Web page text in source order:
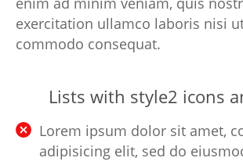
exercitation ullamco laboris nisi
commodo consequat.
Lists with style2 icons
Lorem ipsum dolor sit amet,
adipisicing elit, sed do